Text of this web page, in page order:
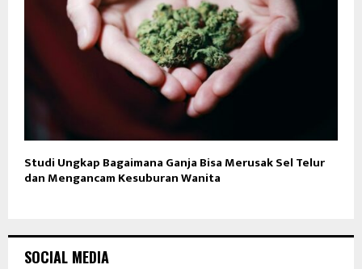
Studi Ungkap Bagaimana Ganja Bisa Merusak Sel Telur
dan Mengancam Kesuburan Wanita
SOCIAL MEDIA